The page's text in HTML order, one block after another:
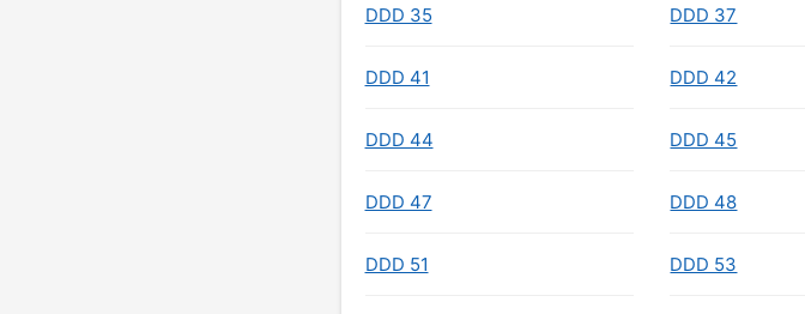
DDD 35 DDD 37
DDD 41 DDD 42
DDD 44 DDD 45
DDD 47 DDD 48
DDD 51 DDD 53